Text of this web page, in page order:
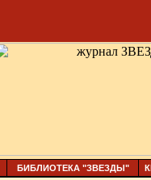
БИБЛИОТЕКА "ЗВЕЗДЫ"